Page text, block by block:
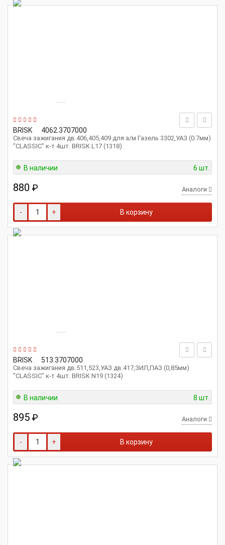
BRISK 4062.3707000
Свеча зажигания дв.406,405,409 для а/м Газель 3302,УАЗ (0.7мм)
"CLASSIC" к-т 4шт. BRISK L17 (1318)
В наличии 6 шт.
880 ₽ Аналоги
- + В корзину
BRISK 513.3707000
Свеча зажигания дв.511,523,УАЗ дв.417,ЗИЛ,ПАЗ (0,85мм)
"CLASSIC" к-т 4шт. BRISK N19 (1324)
В наличии 8 шт.
895 ₽ Аналоги
- + В корзину